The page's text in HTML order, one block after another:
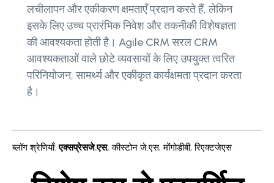
लचीलापन और एकीकरण क्षमताएँ प्रदान करते हैं, लेकिन
इसके लिए उच्च प्रारंभिक निवेश और तकनीकी विशेषज्ञता
की आवश्यकता होती है। Agile CRM सरल CRM
आवश्यकताओं वाले छोटे व्यवसायों के लिए उपयुक्त त्वरित
परिनियोजन, सामर्थ्य और एकीकृत कार्यक्षमता प्रदान करता
है।
ब्लॉग श्रेणियाँ: एक्सप्रेसजे.एस, कीस्टोन जे.एस,मोंगोडीबी,रिएक्टजेएस